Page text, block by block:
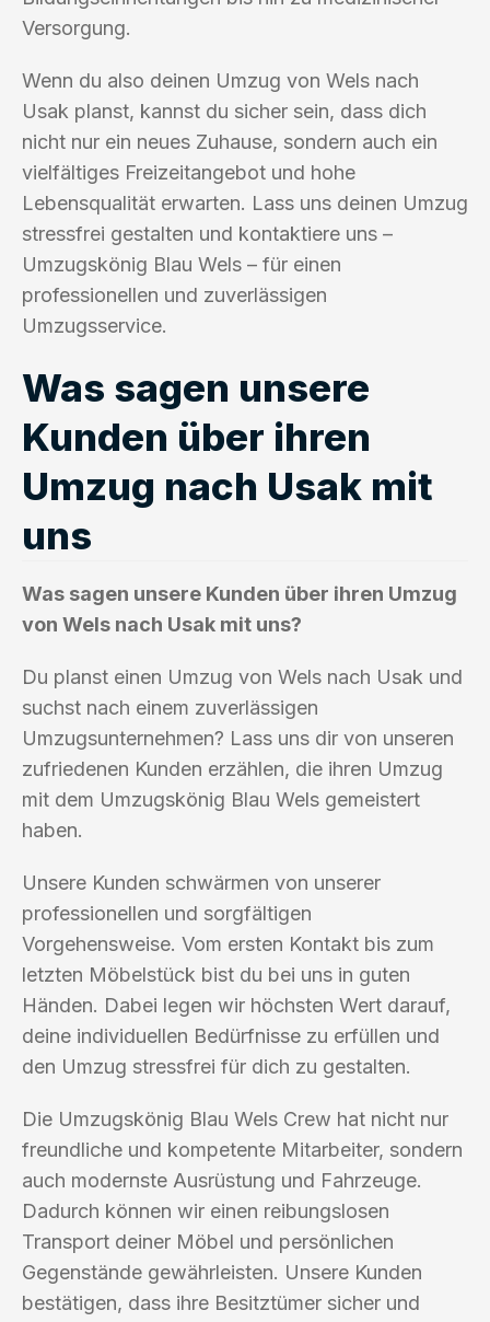
Versorgung.
Wenn du also deinen Umzug von Wels nach
Usak planst, kannst du sicher sein, dass dich
nicht nur ein neues Zuhause, sondern auch ein
vielfältiges Freizeitangebot und hohe
Lebensqualität erwarten. Lass uns deinen Umzug
stressfrei gestalten und kontaktiere uns –
Umzugskönig Blau Wels – für einen
professionellen und zuverlässigen
Umzugsservice.
Was sagen unsere
Kunden über ihren
Umzug nach Usak mit
uns
Was sagen unsere Kunden über ihren Umzug
von Wels nach Usak mit uns?
Du planst einen Umzug von Wels nach Usak und
suchst nach einem zuverlässigen
Umzugsunternehmen? Lass uns dir von unseren
zufriedenen Kunden erzählen, die ihren Umzug
mit dem Umzugskönig Blau Wels gemeistert
haben.
Unsere Kunden schwärmen von unserer
professionellen und sorgfältigen
Vorgehensweise. Vom ersten Kontakt bis zum
letzten Möbelstück bist du bei uns in guten
Händen. Dabei legen wir höchsten Wert darauf,
deine individuellen Bedürfnisse zu erfüllen und
den Umzug stressfrei für dich zu gestalten.
Die Umzugskönig Blau Wels Crew hat nicht nur
freundliche und kompetente Mitarbeiter, sondern
auch modernste Ausrüstung und Fahrzeuge.
Dadurch können wir einen reibungslosen
Transport deiner Möbel und persönlichen
Gegenstände gewährleisten. Unsere Kunden
bestätigen, dass ihre Besitztümer sicher und